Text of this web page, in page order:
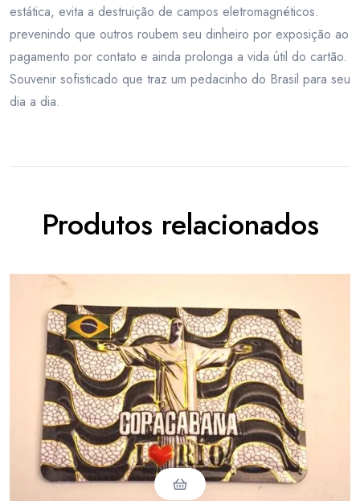
estática, evita a destruição de campos eletromagnéticos.
prevenindo que outros roubem seu dinheiro por exposição ao
pagamento por contato e ainda prolonga a vida útil do cartão.
Souvenir sofisticado que traz um pedacinho do Brasil para seu
dia a dia.
Produtos relacionados